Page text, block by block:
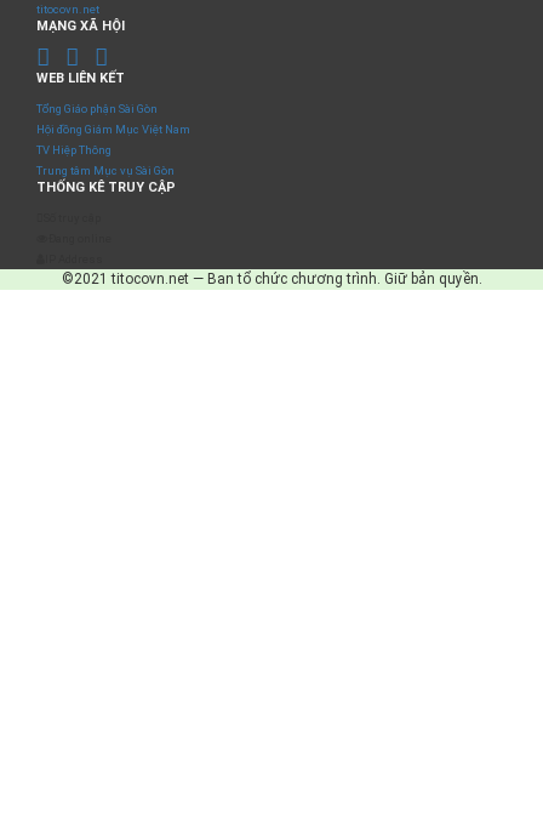
titocovn.net
MẠNG XÃ HỘI
WEB LIÊN KẾT
Tổng Giáo phận Sài Gòn
Hội đồng Giám Mục Việt Nam
TV Hiệp Thông
Trung tâm Mục vụ Sài Gòn
THỐNG KÊ TRUY CẬP
©2021 titocovn.net — Ban tổ chức chương trình. Giữ bản quyền.